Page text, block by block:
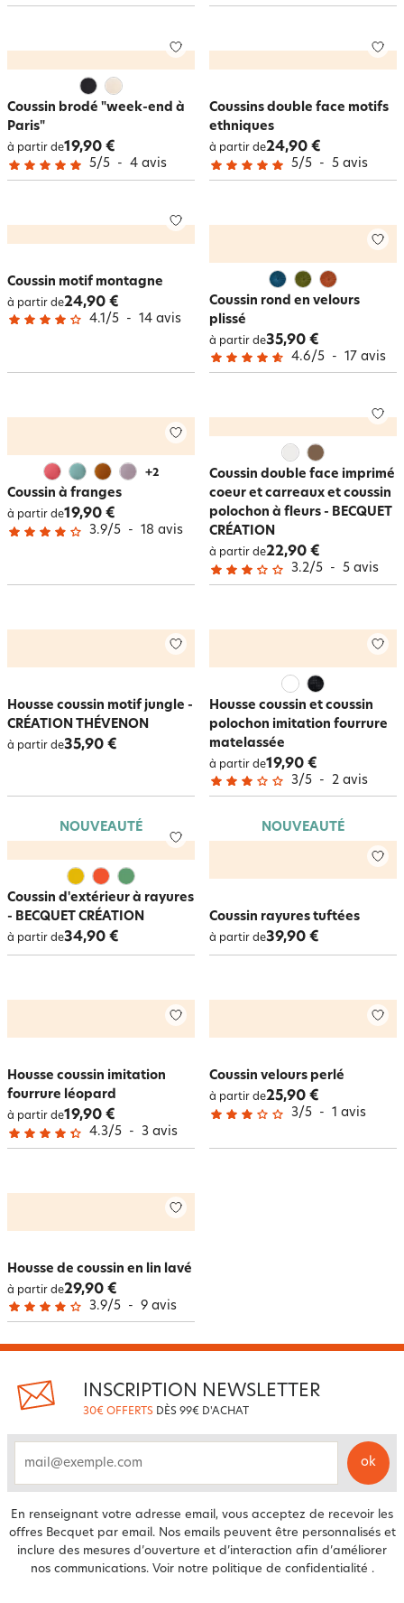
Coussin brodé "week-end à
Paris"
à partir de19,90 €
5/5 - 4 avis
Coussins double face motifs
ethniques
à partir de24,90 €
5/5 - 5 avis
Coussin motif montagne
à partir de24,90 €
4.1 /5 - 14 avis
Coussin rond en velours
plissé
à partir de35,90 €
4.6/5 - 17 avis
+2
Coussin à franges
à partir de19,90 €
3.9/5 - 18 avis
Coussin double face imprimé
coeur et carreaux et coussin
polochon à fleurs - BECQUET
CRÉATION
à partir de22,90 €
3.2/5 - 5 avis
Housse coussin motif jungle -
CRÉATION THÉVENON
à partir de35,90 €
Housse coussin et coussin
polochon imitation fourrure
matelassée
à partir de19,90 €
3/5 - 2 avis
NOUVEAUTÉ
Coussin d'extérieur à rayures
- BECQUET CRÉATION
à partir de34,90 €
NOUVEAUTÉ
Coussin rayures tuftées
à partir de39,90 €
Housse coussin imitation
fourrure léopard
à partir de19,90 €
4.3/5 - 3 avis
Coussin velours perlé
à partir de25,90 €
3/5 - 1 avis
Housse de coussin en lin lavé
à partir de29,90 €
3.9/5 - 9 avis
INSCRIPTION NEWSLETTER
30€ OFFERTS DÈS 99€ D'ACHAT
ok
En renseignant votre adresse email, vous acceptez de recevoir les
offres Becquet par email. Nos emails peuvent être personnalisés et
inclure des mesures d’ouverture et d’interaction afin d’améliorer
nos communications. Voir notre politique de confidentialité .